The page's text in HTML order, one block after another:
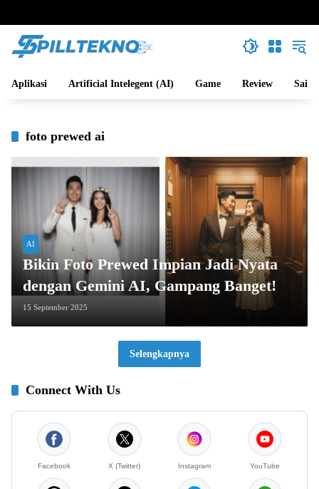
Aplikasi Artificial Intelegent (AI) Game Review Sains
foto prewed ai
AI
Bikin Foto Prewed Impian Jadi Nyata
dengan Gemini AI, Gampang Banget!
15 September 2025
Selengkapnya
Connect With Us
Facebook X (Twitter) Instagram YouTube